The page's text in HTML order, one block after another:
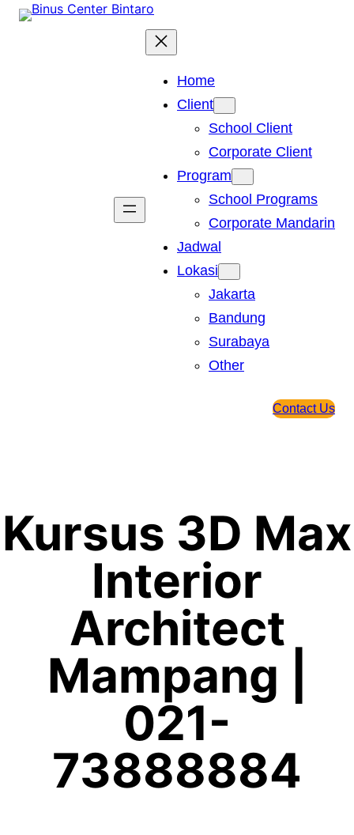
Skip
Home
Client
School Client
Corporate Client
Program
School Programs
Corporate Mandarin
Jadwal
Lokasi
Jakarta
Bandung
Surabaya
Other
Contact Us
Kursus 3D Max
Interior
Architect
Mampang |
021-
73888884